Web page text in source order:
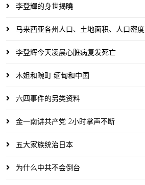
李登輝的身世揭曉
马来西亚各州人口、土地面积、人口密度
李登辉今天凌晨心脏病复发死亡
木姐和畹町 缅甸和中国
六四事件的另类资料
金一南讲共产党 2小时掌声不断
五大家族统治日本
为什么中共不会倒台